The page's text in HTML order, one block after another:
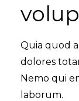
Quia quod
dolores
Nemo qui
laborum.